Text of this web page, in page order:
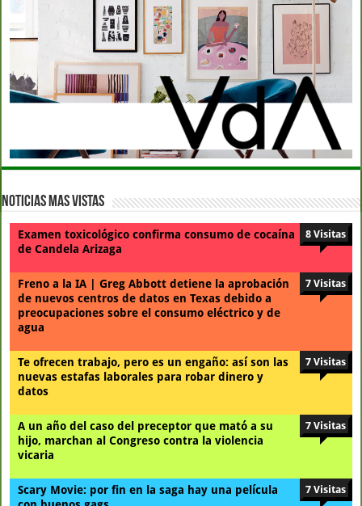
Noticias Mas Vistas
Examen toxicológico confirma consumo de cocaína
de Candela Arizaga
8 Visitas
Freno a la IA | Greg Abbott detiene la aprobación
de nuevos centros de datos en Texas debido a
preocupaciones sobre el consumo eléctrico y de
agua
7 Visitas
Te ofrecen trabajo, pero es un engaño: así son las
nuevas estafas laborales para robar dinero y
datos
7 Visitas
A un año del caso del preceptor que mató a su
hijo, marchan al Congreso contra la violencia
vicaria
7 Visitas
Scary Movie: por fin en la saga hay una película
7 Visitas